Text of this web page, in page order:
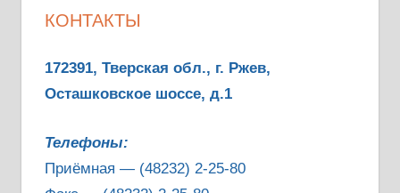
КОНТАКТЫ
172391, Тверская обл., г. Ржев,
Осташковское шоссе, д.1
Телефоны:
Приёмная — (48232) 2-25-80